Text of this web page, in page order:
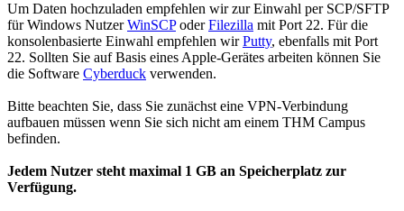
Um Daten hochzuladen empfehlen wir zur Einwahl per SCP/SFTP
für Windows NutzerWinSCPoderFilezilla mit Port 22. Für die
konsolenbasierte Einwahl empfehlen wirPutty, ebenfalls mit Port
22. Sollten Sie auf Basis eines Apple-Gerätes arbeiten können Sie
die Software Cyberduck verwenden.
Bitte beachten Sie, dass Sie zunächst eine VPN-Verbindung
aufbauen müssen wenn Sie sich nicht am einem THM Campus
befinden.
Jedem Nutzer steht maximal 1 GB an Speicherplatz zur
Verfügung.